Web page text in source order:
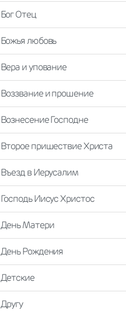
Бог Отец
Божья любовь
Вера и упование
Воззвание и прошение
Вознесение Господне
Второе пришествие Христа
Въезд в Иерусалим
Господь Иисус Христос
День Матери
День Рождения
Детские
Другу